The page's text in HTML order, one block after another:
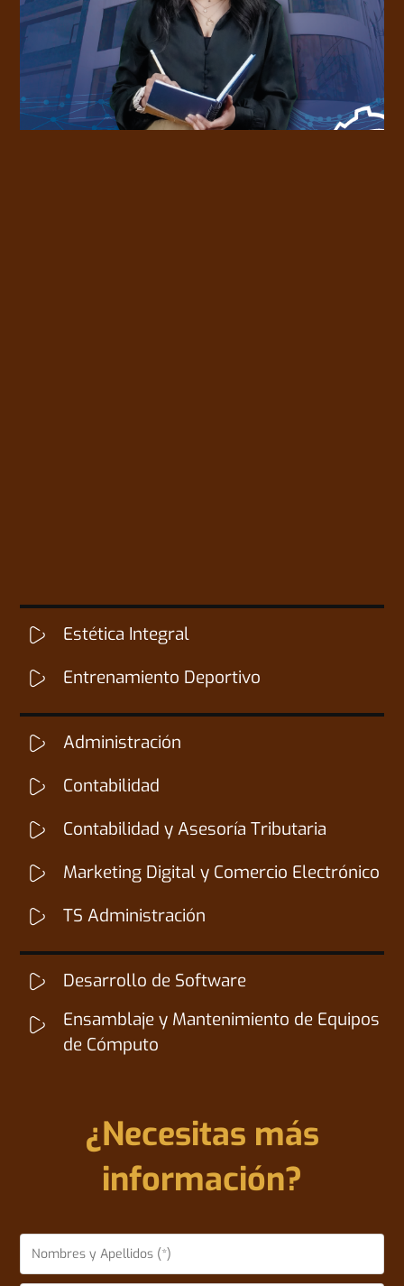
SERVICIOS
Estética Integral
Entrenamiento Deportivo
Administración
Contabilidad
Contabilidad y Asesoría Tributaria
Marketing Digital y Comercio Electrónico
TS Administración
Desarrollo de Software
Ensamblaje y Mantenimiento de Equipos
de Cómputo
¿Necesitas más
información?